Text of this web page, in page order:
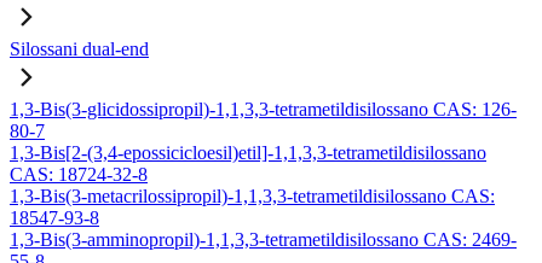
Silossani dual-end
1,3-Bis(3-glicidossipropil)-1,1,3,3-tetrametildisilossano CAS: 126-
80-7
1,3-Bis[2-(3,4-epossicicloesil)etil]-1,1,3,3-tetrametildisilossano
CAS: 18724-32-8
1,3-Bis(3-metacrilossipropil)-1,1,3,3-tetrametildisilossano CAS:
18547-93-8
1,3-Bis(3-amminopropil)-1,1,3,3-tetrametildisilossano CAS: 2469-